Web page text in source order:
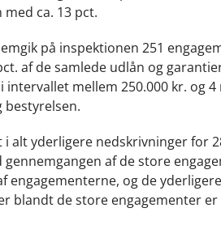
ca. 13 pct.
på inspektionen 251
af de samlede udlån og
intervallet mellem 250.000 kr. og
bestyrelsen.
alt yderligere nedskrivninger for
gennemgangen af de store
og de
blandt de store engagementer